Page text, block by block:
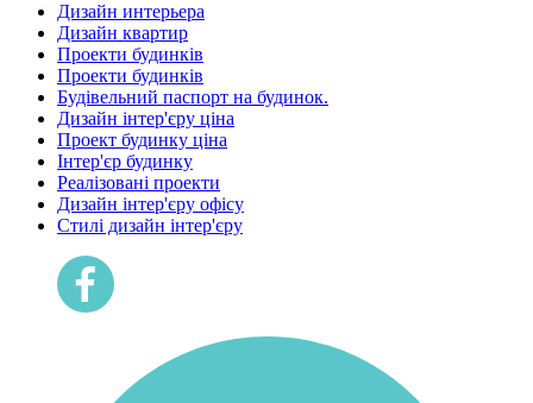
Дизайн интерьера
Дизайн квартир
Проекти будинків
Проекти будинків
Будівельний паспорт на будинок.
Дизайн інтер'єру ціна
Проект будинку ціна
Інтер'єр будинку
Реалізовані проекти
Дизайн інтер'єру офісу
Cтилі дизайн інтер'єру